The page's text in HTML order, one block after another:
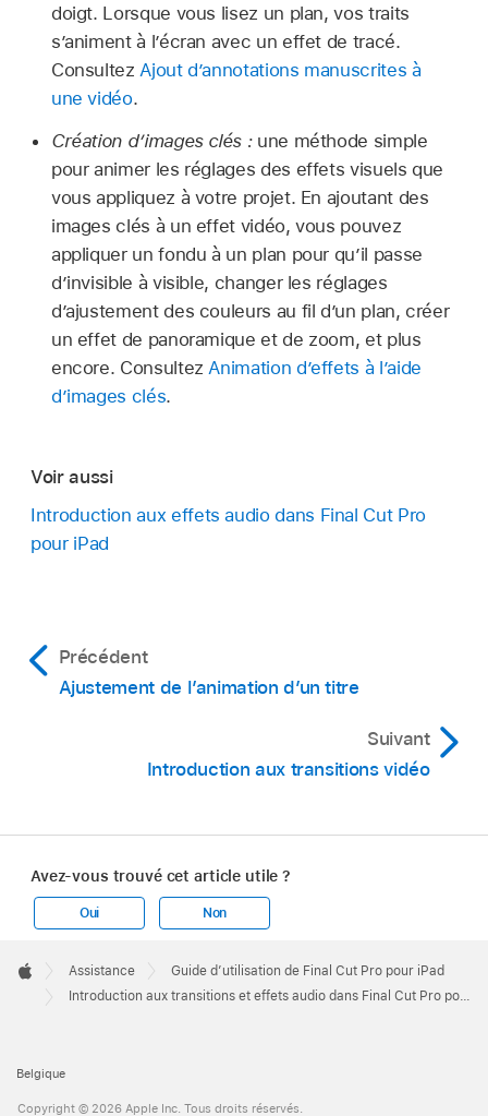
doigt. Lorsque vous lisez un plan, vos traits
s’animent à l’écran avec un effet de tracé.
Consultez Ajout d’annotations manuscrites à
une vidéo.
Création d’images clés :une méthode simple
pour animer les réglages des effets visuels que
vous appliquez à votre projet. En ajoutant des
images clés à un effet vidéo, vous pouvez
appliquer un fondu à un plan pour qu’il passe
d’invisible à visible, changer les réglages
d’ajustement des couleurs au fil d’un plan, créer
un effet de panoramique et de zoom, et plus
encore. Consultez Animation d’effets à l’aide
d’images clés.
Voir aussi
Introduction aux effets audio dans Final Cut Pro
pour iPad
Précédent
Ajustement de l’animation d’un titre
Suivant
Introduction aux transitions vidéo
Avez-vous trouvé cet article utile ?
Oui Non
Footer

Apple
Assistance
Guide d’utilisation de Final Cut Pro pour iPad
Introduction aux transitions et effets audio dans Final Cut Pro pour iPad
Belgique
Copyright © 2026 Apple Inc. Tous droits réservés.